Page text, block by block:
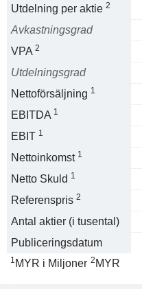
Utdelning per aktie 2
Avkastningsgrad
VPA 2
Utdelningsgrad
Nettoförsäljning 1
EBITDA 1
EBIT 1
Nettoinkomst 1
Netto Skuld 1
Referenspris 2
Antal aktier (i tusental)
Publiceringsdatum
1 MYR i Miljoner 2 MYR